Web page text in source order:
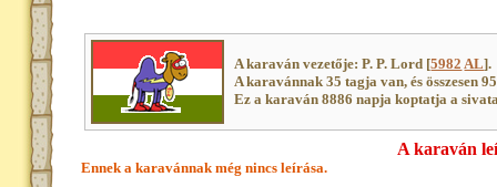
A karaván vezetője: P. P. Lord [5982 AL].
A karavánnak 35 tagja van, és összesen
Ez a karaván 8886 napja koptatja a
A karaván
Ennek a karavánnak még nincs leírása.